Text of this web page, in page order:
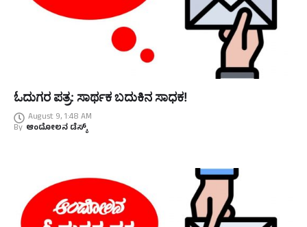
ಓದುಗರ ಪತ್ರ: ಸಾರ್ಥಕ ಬದುಕಿನ ಸಾಧಕ!
August 9, 1:48 AM
By ಆಂದೋಲನ ಡೆಸ್ಕ್